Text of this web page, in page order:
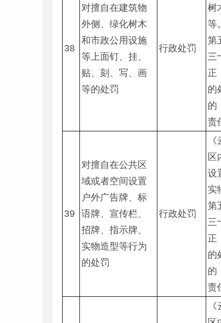
38
对擅自在建筑物
外侧、绿化树木
和市政公用设施
等上面钉、挂、
贴、刻、写、画
等的处罚
行政处罚
树
等
第
三
正
的
的
责
39
对擅自在公共区
域或者空间设置
户外广告牌、标
语牌、宣传栏、
招牌、指示牌、
实物造型等行为
的处罚
行政处罚
区
设
实
第
三
正
的
的
责